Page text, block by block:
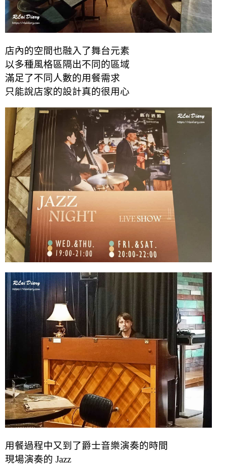
店內的空間也融入了舞台元素
以多種風格區隔出不同的區域
滿足了不同人數的用餐需求
只能說店家的設計真的很用心
用餐過程中又到了爵士音樂演奏的時間
現場演奏的 Jazz